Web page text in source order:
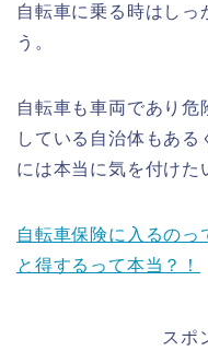
自転車に乗る時はしっ
う。
自転車も車両であり
している自治体もあ
には本当に気を付けた
自転車保険に入るのっ
と得するって本当？！
スポ